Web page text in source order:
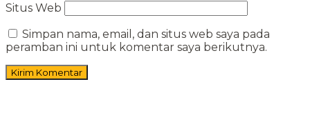
Situs Web
Simpan nama, email, dan situs web saya pada
peramban ini untuk komentar saya berikutnya.